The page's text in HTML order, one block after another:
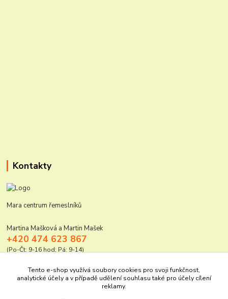
Kontakty
Mara centrum řemeslníků
Martina Mašková a Martin Mašek
+420 474 623 867
(Po-Čt: 9-16 hod; Pá: 9-14)
mara@elektro-naradi.cz
Tento e-shop využívá soubory cookies pro svoji funkčnost,
analytické účely a v případě udělení souhlasu také pro účely cílení
reklamy.